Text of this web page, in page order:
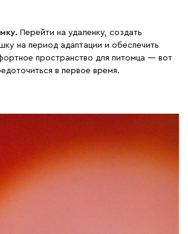
Перейти на удаленку, создать
на период адаптации и обеспечить
пространство для питомца — вот
в первое время.